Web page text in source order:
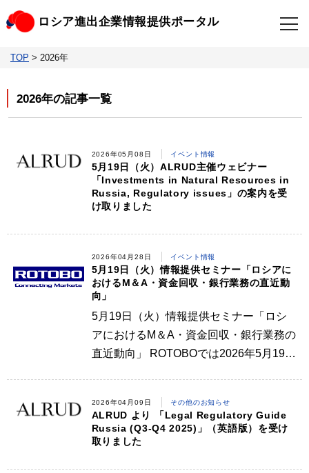
ロシア進出企業情報提供ポータル
ビジネスニュースクリップ
TOP > 2026年
2026年の記事一覧
2026年05月08日 イベント情報
5月19日（火）ALRUD主催ウェビナー
「Investments in Natural Resources in
Russia, Regulatory issues」の案内を受
け取りました
2026年04月28日 イベント情報
5月19日（火）情報提供セミナー「ロシアに
おけるM＆A・資金回収・銀行業務の直近動
向」
5月19日（火）情報提供セミナー「ロシ
アにおけるM＆A・資金回収・銀行業務の
直近動向」 ROTOBOでは2026年5月19日
向」リモートで開催いたします。詳細に
ついて…
2026年04月09日 その他のお知らせ
ALRUD より 「Legal Regulatory Guide
Russia (Q3-Q4 2025)」（英語版）を受け
取りました